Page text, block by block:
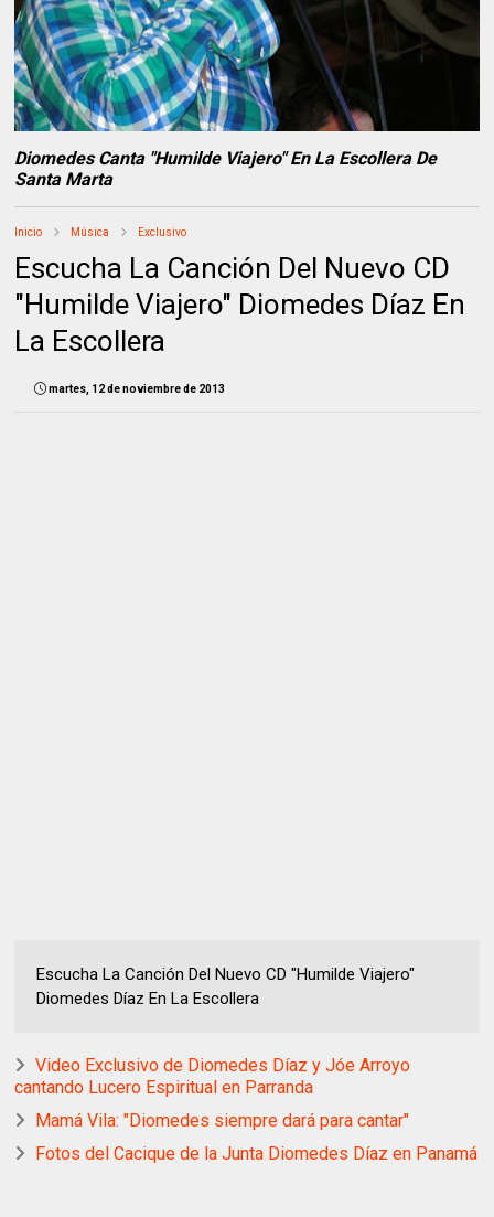
Diomedes Canta "Humilde Viajero" En La Escollera De
Santa Marta
Inicio Música Exclusivo
Escucha La Canción Del Nuevo CD
"Humilde Viajero" Diomedes Díaz En
La Escollera
martes, 12 de noviembre de 2013
Escucha La Canción Del Nuevo CD "Humilde Viajero"
Diomedes Díaz En La Escollera
Video Exclusivo de Diomedes Díaz y Jóe Arroyo
cantando Lucero Espiritual en Parranda
Mamá Vila: "Diomedes siempre dará para cantar"
Fotos del Cacique de la Junta Diomedes Díaz en Panamá